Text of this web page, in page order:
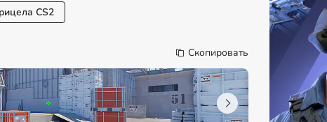
CS2
Скопировать